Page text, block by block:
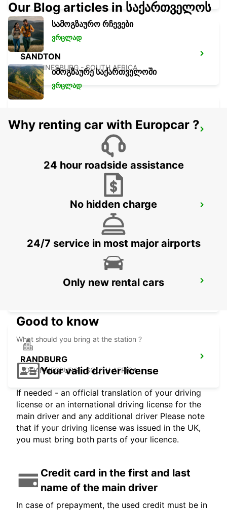
SANDTON
JOHANNESBURG - SOUTH AFRICA
MIDRAND
MIDRAND - SOUTH AFRICA
BRAAMFONTEIN
BRAAMFONTEIN - SOUTH AFRICA
FOURWAYS
RANDBURG
JOHANNESBURG - SOUTH AFRICA
Our Blog articles in საქართველოს
სამოგზაურო რჩევები
ვრცლად
იმოგზაურე საქართველოში
ვრცლად
Why renting car with Europcar ?
24 hour roadside assistance
No hidden charge
24/7 service in most major airports
Only new rental cars
Good to know
What should you bring at the station ?
Your valid driver license
If needed - an official translation of your driving
license or an international driving license for the
main driver and any additional driver Please note
that if your driving license was issued in the UK,
you must bring both parts of your licence.
Credit card in the first and last
name of the main driver
In case of prepayment, the used credit must be in